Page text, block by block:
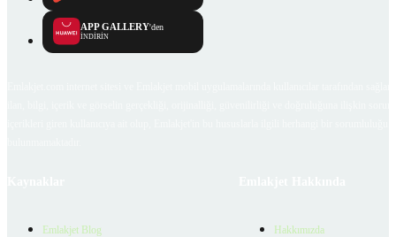
APP GALLERY'den
İNDİRİN
Emlakjet Blog Hakkımızda